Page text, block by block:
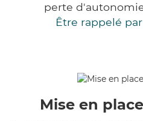
perte
Être rappelé
Mise en